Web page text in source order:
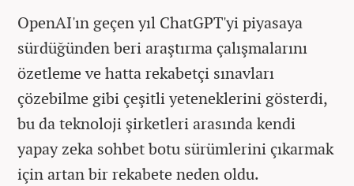
OpenAI'ın geçen yıl ChatGPT'yi piyasaya
sürdüğünden beri araştırma çalışmalarını
özetleme ve hatta rekabetçi sınavları
çözebilme gibi çeşitli yeteneklerini gösterdi,
bu da teknoloji şirketleri arasında kendi
yapay zeka sohbet botu sürümlerini çıkarmak
için artan bir rekabete neden oldu.